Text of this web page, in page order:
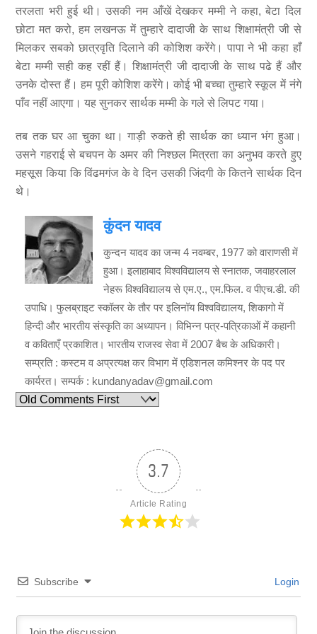
तरलता भरी हुई थी। उसकी नम आँखें देखकर मम्मी ने कहा, बेटा दिल
छोटा मत करो, हम लखनऊ में तुम्हारे दादाजी के साथ शिक्षामंत्री जी से
मिलकर सबको छात्रवृति दिलाने की कोशिश करेंगे। पापा ने भी कहा हाँ
बेटा मम्मी सही कह रहीं हैं। शिक्षामंत्री जी दादाजी के साथ पढे हैं और
उनके दोस्त हैं। हम पूरी कोशिश करेंगे। कोई भी बच्चा तुम्हारे स्कूल में नंगे
पाँव नहीं आएगा। यह सुनकर सार्थक मम्मी के गले से लिपट गया।
तब तक घर आ चुका था। गाड़ी रुकते ही सार्थक का ध्यान भंग हुआ।
उसने गहराई से बचपन के अमर की निश्छल मित्रता का अनुभव करते हुए
महसूस किया कि विंढमगंज के वे दिन उसकी जिंदगी के कितने सार्थक दिन
थे।
कुंदन यादव
कुन्दन यादव का जन्म 4 नवम्बर, 1977 को वाराणसी में
हुआ। इलाहाबाद विश्वविद्यालय से स्नातक, जवाहरलाल
नेहरू विश्वविद्यालय से एम.ए., एम.फिल. व पीएच.डी. की
उपाधि। फुलब्राइट स्कॉलर के तौर पर इलिनॉय विश्वविद्यालय, शिकागो में
हिन्दी और भारतीय संस्कृति का अध्यापन। विभिन्न पत्र-पत्रिकाओं में कहानी
व कविताएँ प्रकाशित। भारतीय राजस्व सेवा में 2007 बैच के अधिकारी।
सम्प्रति : कस्टम व अप्रत्यक्ष कर विभाग में एडिशनल कमिश्नर के पद पर
कार्यरत। सम्पर्क : kundanyadav@gmail.com
3.7
Article Rating
Subscribe Login